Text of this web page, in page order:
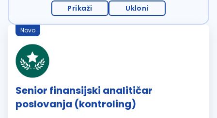
Prikaži Ukloni
Novo
Senior finansijski analitičar
poslovanja (kontroling)